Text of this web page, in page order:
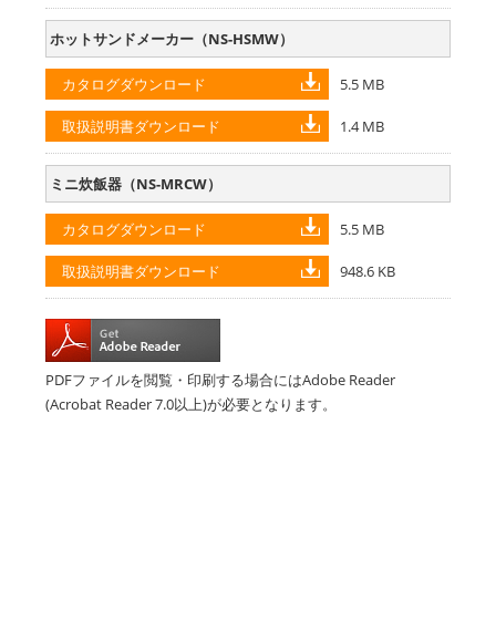
ホットサンドメーカー（NS-HSMW）
ダウンロード 5.5 MB
ダウンロード 1.4 MB
ミニ炊飯器（NS-MRCW）
ダウンロード 5.5 MB
ダウンロード 948.6 KB
PDFファイルを閲覧・印刷する場合にはAdobe Reader
(Acrobat Reader 7.0以上)が必要となります。